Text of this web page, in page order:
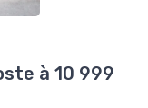
à 10 999